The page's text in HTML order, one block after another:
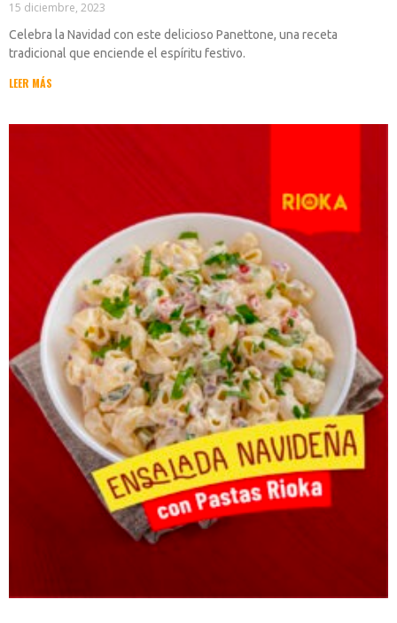
15 diciembre, 2023
Celebra la Navidad con este delicioso Panettone, una receta
tradicional que enciende el espíritu festivo.
LEER MÁS